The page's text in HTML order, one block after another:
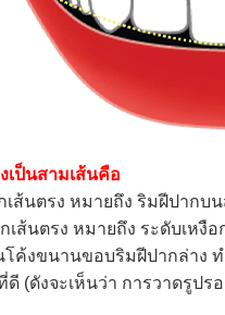
เป็นสามเส้นคือ
เส้นตรง หมายถึง ริมฝีปากบ
เส้นตรง หมายถึง ระดับเหงื
โค้งขนานขอบริมฝีปากล่าง
(ดังจะเห็นว่า การวาดรูป